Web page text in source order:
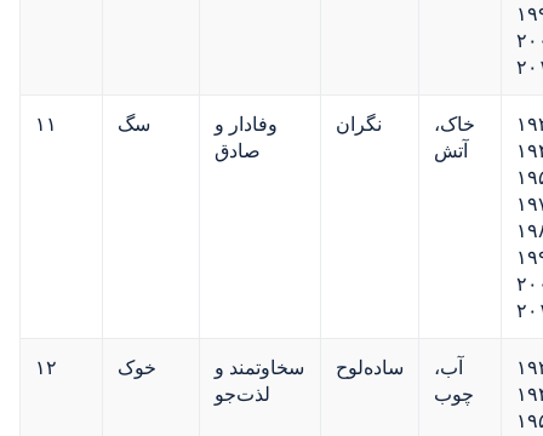
۱۱ سگ
وفادار و
صادق
نگران
خاک،
آتش
۱۲ خوک
سخاوتمند و
لذت‌جو
ساده‌لوح
آب،
چوب